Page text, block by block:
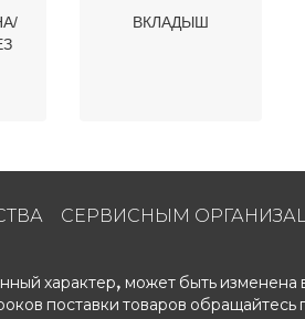
ВКЛАДЫШ
СЕРВИСНЫМ
характер, может быть изменена
поставки товаров обращайтесь